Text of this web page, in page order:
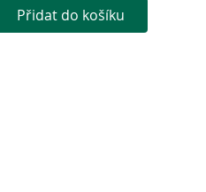
Přidat do košíku